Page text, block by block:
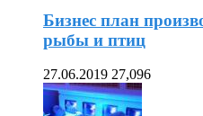
Бизнес план
рыбы и птиц
27.06.2019 27,096